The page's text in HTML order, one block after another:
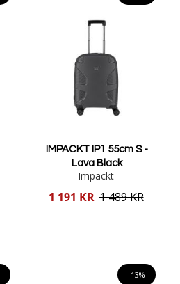
IMPACKT IP1 55cm S -
Lava Black
Impackt
Reducerat
1 191 KR 1 489 KR
-13%